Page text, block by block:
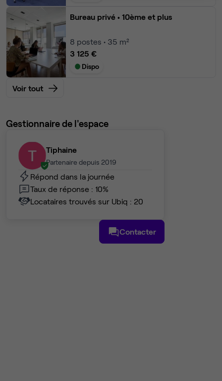
Bureau privé • 10ème et plus
8 postes • 35 m²
3 125 €
Dispo
Voir tout
Gestionnaire de l'espace
Tiphaine
Partenaire depuis 2019
Répond dans la journée
Taux de réponse : 10%
Locataires trouvés sur Ubiq : 20
Contacter